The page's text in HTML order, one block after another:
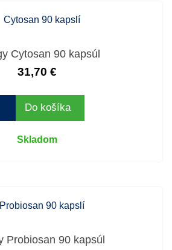
Cytosan 90 kapsúl
31,70 €
Do košíka
Skladom
Probiosan 90 kapsúl